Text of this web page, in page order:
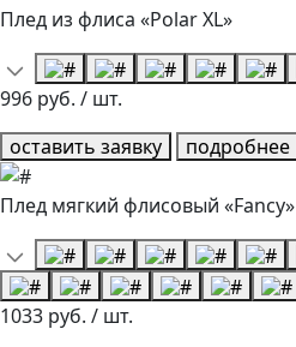
Плед из флиса «Polar XL»
996 руб. / шт.
оставить заявку
подробнее
Плед мягкий флисовый «Fancy»
1033 руб. / шт.